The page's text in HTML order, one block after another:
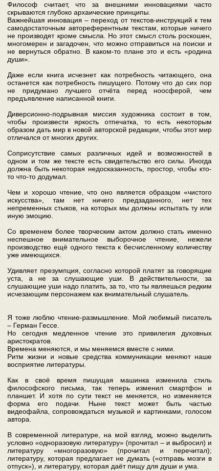
Философ считает, что за внешними инновациями часто
скрываются глубоко архаические принципы.
Важнейшая инновация – переход от текстов-инструкций к тем
самодостаточным автореферентным текстам, которые ничего
не производят кроме смысла. Но этот смысл столь роскошен,
многомерен и загадочен, что можно отправиться на поиски и
не вернуться обратно. В каком-то плане это и есть «родина
души».
Даже если книга исчезнет как потребность читающего, она
останется как потребность пишущего. Потому что до сих пор
не придумано лучшего отчёта перед ноосферой, чем
предъявление написанной книги.
Диверсионно-подрывная миссия художника состоит в том,
чтобы произвести яркость отпечатка, то есть некоторым
образом дать мир в новой авторской редакции, чтобы этот мир
отличался от многих других.
Соприсутствие самых различных идей и возможностей в
одном и том же тексте есть свидетельство его силы. Иногда
должна быть некоторая недосказанность, простор, чтобы кто-
то что-то додумал.
Чем и хорошо чтение, что оно является образцом «чистого
искусства», там нет ничего предзаданного, нет тех
непременных стыков, на которых мы должны испытать ту или
иную эмоцию.
Со временем более творческим актом должно стать именно
неспешное внимательное выборочное чтение, нежели
производство ещё одного текста к бесчисленному количеству
уже имеющихся.
Удивляет презумпция, согласно которой платят за говорящие
уста, а не за слушающие уши. В действительности, за
слушающие уши надо платить, за то, что ты являешься редким
исчезающим персонажем как внимательный слушатель.
Я тоже люблю чтение-размышление. Мой любимый писатель
– Герман Гессе.
Но сегодня медленное чтение это привилегия духовных
аристократов.
Времена меняются, и мы меняемся вместе с ними.
Ритм жизни и новые средства коммуникации меняют наше
восприятие литературы.
Как в своё время пишущая машинка изменила стиль
философского письма, так теперь изменил смартфон и
планшет. И хотя по сути текст не меняется, но изменяется
форма его подачи. Ныне текст может быть частью
видеофайла, сопровождаться музыкой и картинками, голосом
автора.
В современной литературе, на мой взгляд, можно выделить
условно «одноразовую литературу» (прочитал – и выбросил) и
литературу «многоразовую» (прочитал и перечитал);
литературу, которая предлагает не думать («отправь мозги в
отпуск»), и литературу, которая даёт пищу для души и ума.